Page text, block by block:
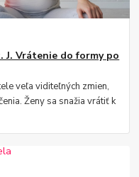
Vrátenie do formy po
veľa viditeľných zmien,
Ženy sa snažia vrátiť k